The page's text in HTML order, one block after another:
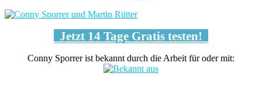
Jetzt 14 Tage Gratis testen!
Conny Sporrer ist bekannt durch die Arbeit für oder mit: